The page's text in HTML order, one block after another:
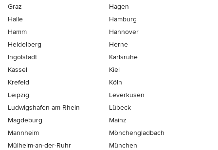
Graz
Hagen
Halle
Hamburg
Hamm
Hannover
Heidelberg
Herne
Ingolstadt
Karlsruhe
Kassel
Kiel
Krefeld
Köln
Leipzig
Leverkusen
Ludwigshafen-am-Rhein
Lübeck
Magdeburg
Mainz
Mannheim
Mönchen­gladbach
Mülheim-an-der-Ruhr
München